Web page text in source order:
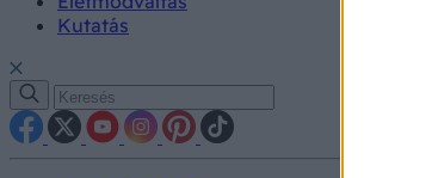
Kutatás